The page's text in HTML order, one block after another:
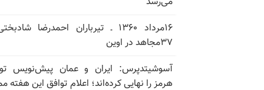
۱۶مرداد ۱۳۶۰ ـ تیرباران احمدرضا
۳۷مجاهد در اوین
آسوشیتدپرس: ایران و عمان پیش‌نویس
هرمز را نهایی کرده‌اند؛ اعلام توافق این هفته